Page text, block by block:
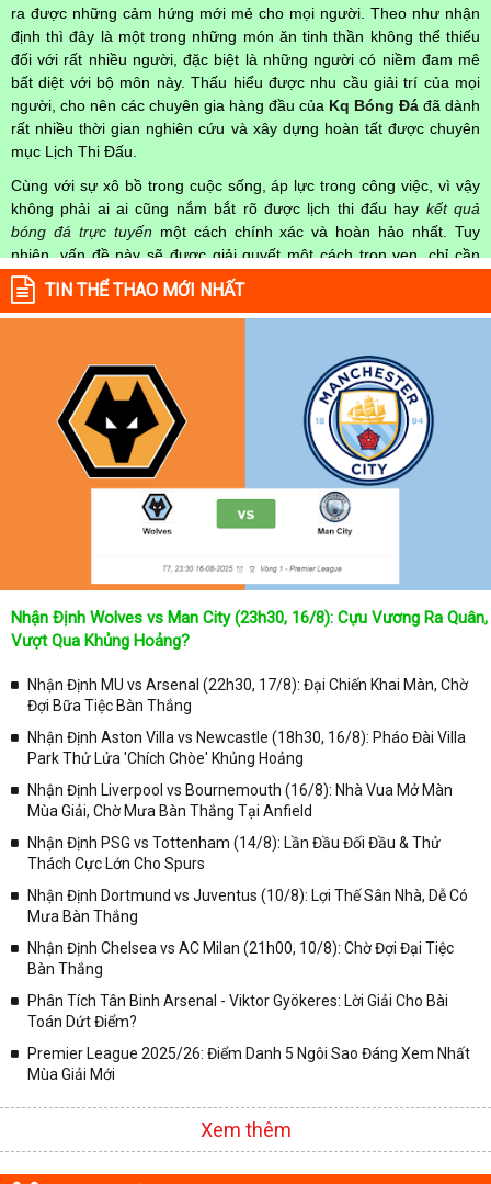
ra được những cảm hứng mới mẻ cho mọi người. Theo như nhận
định thì đây là một trong những món ăn tinh thần không thể thiếu
đối với rất nhiều người, đặc biệt là những người có niềm đam mê
bất diệt với bộ môn này. Thấu hiểu được nhu cầu giải trí của mọi
người, cho nên các chuyên gia hàng đầu của Kq Bóng Đá đã dành
rất nhiều thời gian nghiên cứu và xây dựng hoàn tất được chuyên
mục Lịch Thi Đấu.
Cùng với sự xô bồ trong cuộc sống, áp lực trong công việc, vì vậy
không phải ai ai cũng nắm bắt rõ được lịch thi đấu hay kết quả
bóng đá trực tuyến một cách chính xác và hoàn hảo nhất. Tuy
nhiên, vấn đề này sẽ được giải quyết một cách trọn vẹn, chỉ cần
truy cập vào chuyên mục
Lịch Thi Đấu
mọi người hoàn toàn nắm rõ được chính xác về thời gian các trận
đấu bóng đá Việt Nam hay trên Thế giới diễn ra trong thời gian sắp
cả 2 đội tuyển bóng đá đang đạt được.
Không chỉ dừng lại ở đó, những người hâm mộ bóng đá có thể cập
nhật được chính xác về lịch phát sóng bóng đá được tường thuật
trực tiếp ở trên những kênh truyền hình thể thao lớn nhất hiện nay
như: VTV3, K+, SCTV, Thể thao TV,... Nếu như bạn không muốn
bỏ lỡ bất kỳ một trận đấu bóng đá nào trong từng mùa giải, hãy
thường xuyên vào chuyên mụcLịch Thi Đấutại chuyên trang
để cập nhật thông tin chính xác nhất nhé!
Lịch thi đấu được cập nhật chính xác trong toàn bộ các giải
Tại Lịch Thi Đấu của chuyên trang kqbongda.net
sẽ cập nhanh
chóng và chính xác nhất thời gian từng trận đấu bóng đá diễn ra ở
trong từng giải đấu như:
✓ Giải đấu bóng đá Ngoại hạng Anh;
✓ Giải bóng Cúp C1 Châu Âu;
✓ Giải VĐQG Tây Ban Nha;
✓ VĐQG Đức;
✓ VĐQG Pháp;
✓ Liên Đoàn Anh;
✓ U23 Châu Á;
✓ Euro 2020;
✓ VLWC KV Châu Á;
✓ Các giải đấu bóng đá khác.
TIN THỂ THAO MỚI NHẤT
Nhận Định Wolves vs Man City (23h30, 16/8): Cựu Vương Ra Quân,
Vượt Qua Khủng Hoảng?
Nhận Định MU vs Arsenal (22h30, 17/8): Đại Chiến Khai Màn, Chờ
Đợi Bữa Tiệc Bàn Thắng
Nhận Định Aston Villa vs Newcastle (18h30, 16/8): Pháo Đài Villa
Park Thử Lửa 'Chích Chòe' Khủng Hoảng
Nhận Định Liverpool vs Bournemouth (16/8): Nhà Vua Mở Màn
Mùa Giải, Chờ Mưa Bàn Thắng Tại Anfield
Nhận Định PSG vs Tottenham (14/8): Lần Đầu Đối Đầu & Thử
Thách Cực Lớn Cho Spurs
Nhận Định Dortmund vs Juventus (10/8): Lợi Thế Sân Nhà, Dễ Có
Mưa Bàn Thắng
Nhận Định Chelsea vs AC Milan (21h00, 10/8): Chờ Đợi Đại Tiệc
Bàn Thắng
Phân Tích Tân Binh Arsenal - Viktor Gyökeres: Lời Giải Cho Bài
Toán Dứt Điểm?
Premier League 2025/26: Điểm Danh 5 Ngôi Sao Đáng Xem Nhất
Mùa Giải Mới
Xem thêm